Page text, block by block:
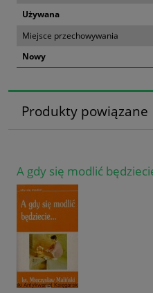
Używana
Miejsce przechowywania
Nowy
Produkty powiązane
A gdy się modlić